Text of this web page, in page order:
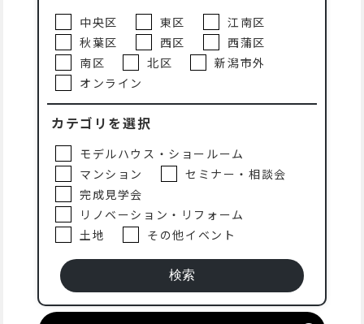
中央区 東区
江南区
秋葉区
西区
西蒲区
南区
北区
新潟市外
オンライン
カテゴリを選択
モデルハウス・ショールーム
マンション
セミナー・相談会
完成見学会
リノベーション・リフォーム
土地
その他イベント